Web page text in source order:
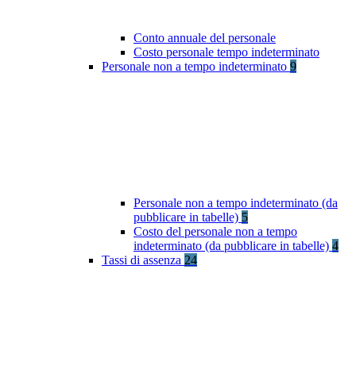
Conto annuale del personale
Costo personale tempo indeterminato
Personale non a tempo indeterminato 9
Personale non a tempo indeterminato (da
pubblicare in tabelle) 5
Costo del personale non a tempo
indeterminato (da pubblicare in tabelle) 4
Tassi di assenza 24